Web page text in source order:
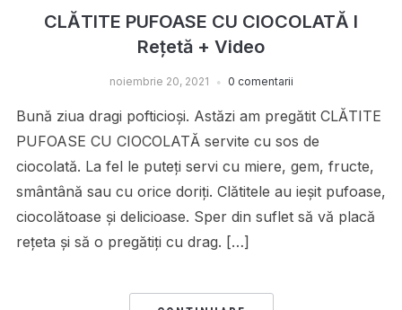
CLĂTITE PUFOASE CU CIOCOLATĂ I
Rețetă + Video
noiembrie 20, 2021 0 comentarii
Bună ziua dragi pofticioși. Astăzi am pregătit CLĂTITE
PUFOASE CU CIOCOLATĂ servite cu sos de
ciocolată. La fel le puteți servi cu miere, gem, fructe,
smântână sau cu orice doriți. Clătitele au ieșit pufoase,
ciocolătoase și delicioase. Sper din suflet să vă placă
rețeta și să o pregătiți cu drag. […]